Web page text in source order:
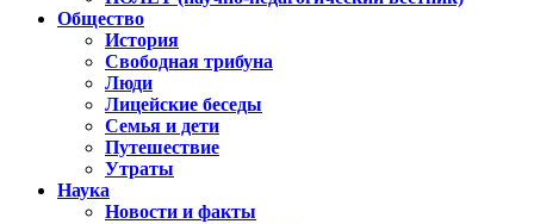
Общество
История
Свободная трибуна
Люди
Лицейские беседы
Семья и дети
Путешествие
Утраты
Наука
Новости и факты